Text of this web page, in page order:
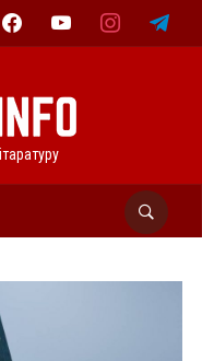
facebookyoutube instagramtelegram